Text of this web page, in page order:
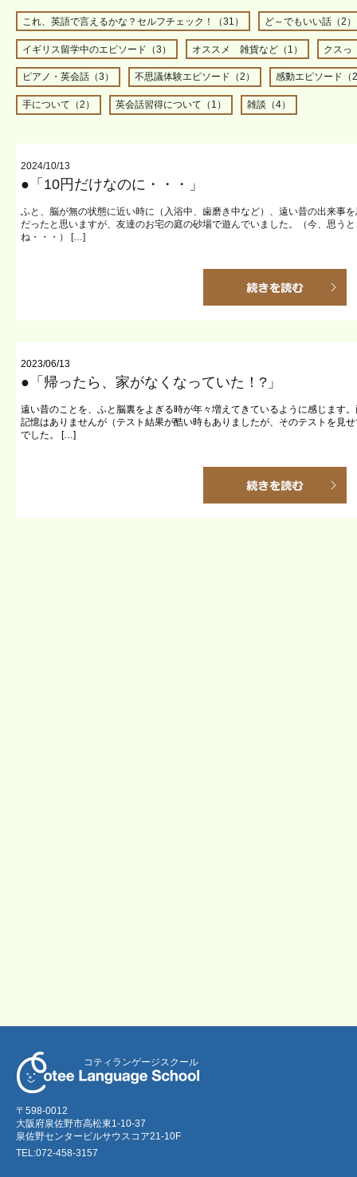
これ、英語で言えるかな？セルフチェック！（31） ど～でもいい話（2）
イギリス留学中のエピソード（3） オススメ 雑貨など（1） クスっ
ピアノ・英会話（3） 不思議体験エピソード（2） 感動エピソード（
手について（2） 英会話習得について（1） 雑談（4）
2024/10/13
●「10円だけなのに・・・」
ふと、脳が無の状態に近い時に（入浴中、歯磨き中など）、遠い昔の出来事
だったと思いますが、友達のお宅の庭の砂場で遊んでいました。（今、思う
ね・・・） […]
2023/06/13
●「帰ったら、家がなくなっていた！?」
遠い昔のことを、ふと脳裏をよぎる時が年々増えてきているように感じます
記憶はありませんが（テスト結果が酷い時もありましたが、そのテストを見
でした。 […]
コティランゲージスクール
〒598-0012
大阪府泉佐野市高松東1-10-37
泉佐野センタービルサウスコア21-10F
TEL:072-458-3157